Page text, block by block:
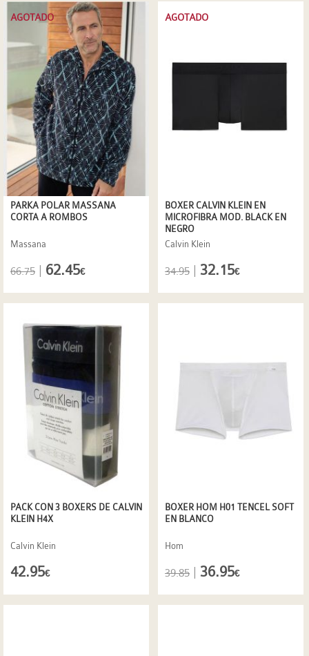
PARKA POLAR MASSANA
CORTA A ROMBOS
Massana
AGOTADO
66.75 62.45€
BOXER CALVIN KLEIN EN
MICROFIBRA MOD. BLACK EN
NEGRO
Calvin Klein
AGOTADO
34.95 32.15€
PACK CON 3 BOXERS DE CALVIN
KLEIN H4X
Calvin Klein
42.95€
BOXER HOM H01 TENCEL SOFT
EN BLANCO
Hom
39.85 36.95€